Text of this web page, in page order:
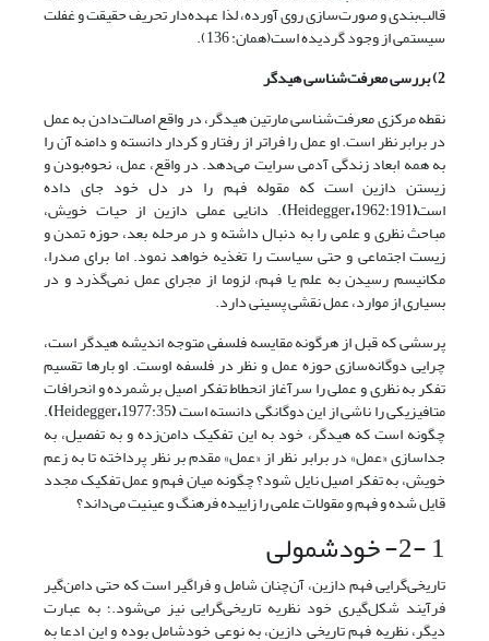
قالب‌بندی و صورت‌سازی‌ روی آورده، لذا عهده‌دار تحریف حقیقت و غفلت
سیستمی از وجود گردیده است(همان: 136).
2) بررسی معرفت‌شناسی هیدگر
نقطه مرکزی معرفت‌شناسی مارتین هیدگر، در واقع اصالت‌دادن به عمل
در برابر نظر است. او عمل را فراتر از رفتار و کردار دانسته و دامنه آن را
به همه ابعاد زندگی آدمی سرایت می‌دهد. در واقع، عمل، نحوه‌بودن و
زیستن دازین است که مقوله فهم را در دل خود جای داده
است(
1962:191،Heidegger
). دانایی عملی دازین از حیات خویش،
مباحث نظری و علمی را به دنبال داشته و در مرحله بعد، حوزه تمدن و
زیست اجتماعی و حتی سیاست را تغذیه خواهد نمود. اما برای صدرا،
مکانیسم رسیدن به علم یا فهم، لزوما از مجرای عمل نمی‌گذرد و در
بسیاری از موارد، عمل نقشی پسینی دارد.
پرسشی که قبل از هرگونه مقایسه فلسفی متوجه اندیشه هیدگر است،
چرایی دوگانه‌سازی حوزه عمل و نظر در فلسفه اوست. او بارها تقسیم
تفکر به نظری و عملی را سرآغاز انحطاط تفکر اصیل بر‌شمرده و انحرافات
متافیزیکی را ناشی از این دوگانگی دانسته است(
1977:35،Heidegger
)
.
چگونه است که هیدگر، خود به این تفکیک دامن‌زده و به تفصیل، به
جداسازی «عمل» در برابر نظر از «عمل» مقدم بر نظر پرداخته تا به زعم
خویش، به تفکر اصیل نایل شود؟ چگونه میان فهم و عمل تفکیک مجدد
قایل شده و فهم و مقولات علمی را زاییده فرهنگ و عینیت می‌داند؟
1 -2- خودشمولی
تاریخی‌گرایی فهم دازین، آن‌چنان شامل و فراگیر است که حتی دامن‌گیر
فرآیند شکل‌گیری خود نظریه تاریخی‌گرایی نیز می‌شود.؛ به عبارت
دیگر، نظریه فهم تاریخی دازین، به نوعی خود‌شامل بوده و این ادعا به